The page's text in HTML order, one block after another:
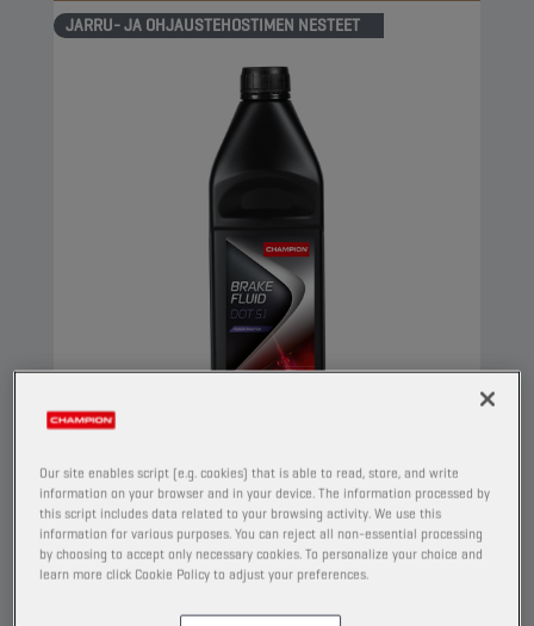
JARRU- JA OHJAUSTEHOSTIMEN NESTEET
CHAMPIONBRAKE FLUID
DOT 5.1
TUOTE: 5038
Tämä synteettinen jarruneste on tarkoitettu
hydraulijarruihin, joissa jarrunesteen laatu on
Our site enables script (e.g. cookies) that is able to read, store, and write
information on your browser and in your device. The information processed by
this script includes data related to your browsing activity. We use this
information for various purposes. You can reject all non-essential processing
by choosing to accept only necessary cookies. To personalize your choice and
learn more click Cookie Policy to adjust your preferences.